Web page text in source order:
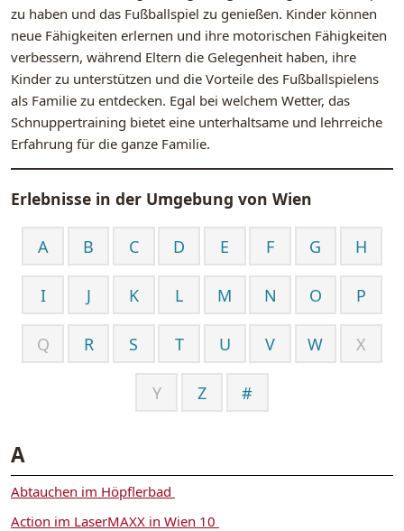
zu haben und das Fußballspiel zu genießen. Kinder können
neue Fähigkeiten erlernen und ihre motorischen Fähigkeiten
verbessern, während Eltern die Gelegenheit haben, ihre
Kinder zu unterstützen und die Vorteile des Fußballspielens
als Familie zu entdecken. Egal bei welchem Wetter, das
Schnuppertraining bietet eine unterhaltsame und lehrreiche
Erfahrung für die ganze Familie.
Erlebnisse in der Umgebung von Wien
A B C D E F G H
I J K L M N O P
Q R S T U V W X
Y Z #
A
Abtauchen im Höpflerbad
Action im LaserMAXX in Wien 10